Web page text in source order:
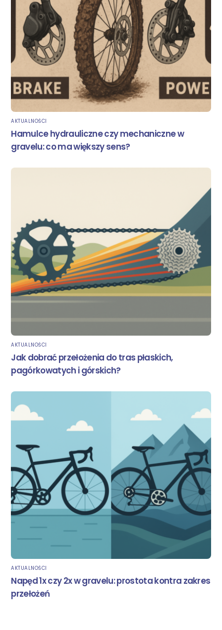
AKTUALNOŚCI
Hamulce hydrauliczne czy mechaniczne w
gravelu: co ma większy sens?
AKTUALNOŚCI
Jak dobrać przełożenia do tras płaskich,
pagórkowatych i górskich?
AKTUALNOŚCI
Napęd 1x czy 2x w gravelu: prostota kontra zakres
przełożeń